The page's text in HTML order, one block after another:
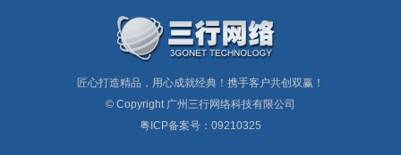
匠心打造精品，用心成就经典！携手客户共创双赢！
© Copyright 广州三行网络科技有限公司
粤ICP备案号：09210325